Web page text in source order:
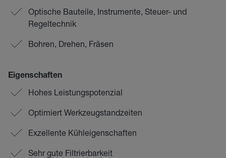
Optische Bauteile, Instrumente, Steuer- und
Regeltechnik
Bohren, Drehen, Fräsen
Eigenschaften
Hohes Leistungspotenzial
Optimiert Werkzeugstandzeiten
Exzellente Kühleigenschaften
Sehr gute Filtrierbarkeit